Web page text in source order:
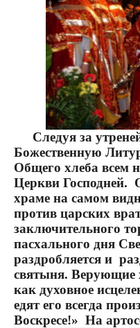
Следуя за
Божественную
Общего хлеба всем
Церкви Господней.
храме на самом
против царских
заключительного
пасхального дня
раздробляется и
святыня. Верующие
как духовное
едят его всегда
Воскресе!» На